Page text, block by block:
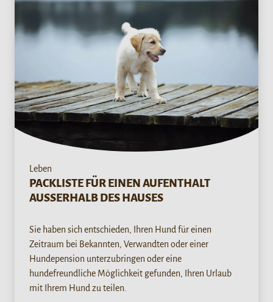
Leben
PACKLISTE FÜR EINEN AUFENTHALT
AUSSERHALB DES HAUSES
Sie haben sich entschieden, Ihren Hund für einen
Zeitraum bei Bekannten, Verwandten oder einer
Hundepension unterzubringen oder eine
hundefreundliche Möglichkeit gefunden, Ihren Urlaub
mit Ihrem Hund zu teilen.